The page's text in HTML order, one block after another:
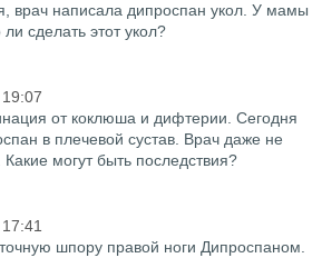
врач написала дипроспан укол. У мамы
сделать этот укол?
от коклюша и дифтерии. Сегодня
в плечевой сустав. Врач даже не
могут быть последствия?
шпору правой ноги Дипроспаном.